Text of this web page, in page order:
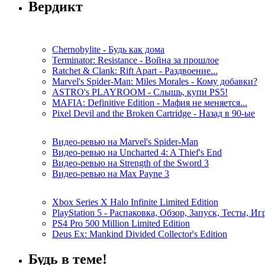
Вердикт
Chernobylite - Будь как дома
Terminator: Resistance - Война за прошлое
Ratchet & Clank: Rift Apart - Раздвоение...
Marvel's Spider-Man: Miles Morales - Кому добавки?
ASTRO's PLAYROOM - Слышь, купи PS5!
MAFIA: Definitive Edition - Мафия не меняется...
Pixel Devil and the Broken Cartridge - Назад в 90-ые
Видео-ревью на Marvel's Spider-Man
Видео-ревью на Uncharted 4: A Thief's End
Видео-ревью на Strength of the Sword 3
Видео-ревью на Max Payne 3
Xbox Series X Halo Infinite Limited Edition
PlayStation 5 - Распаковка, Обзор, Запуск, Тесты,
PS4 Pro 500 Million Limited Edition
Deus Ex: Mankind Divided Collector's Edition
Будь в теме!